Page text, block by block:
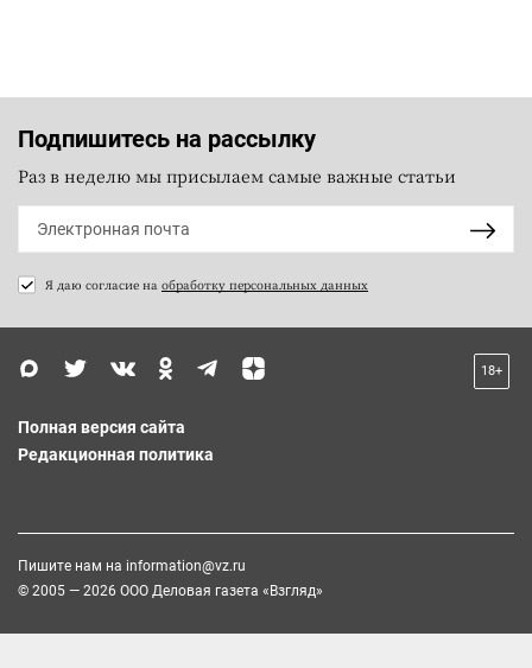
Подпишитесь на рассылку
Раз в неделю мы присылаем самые важные статьи
Я даю согласие на обработку персональных данных
18+
Полная версия сайта
Редакционная политика
Пишите нам на information@vz.ru
© 2005 — 2026 ООО Деловая газета «Взгляд»